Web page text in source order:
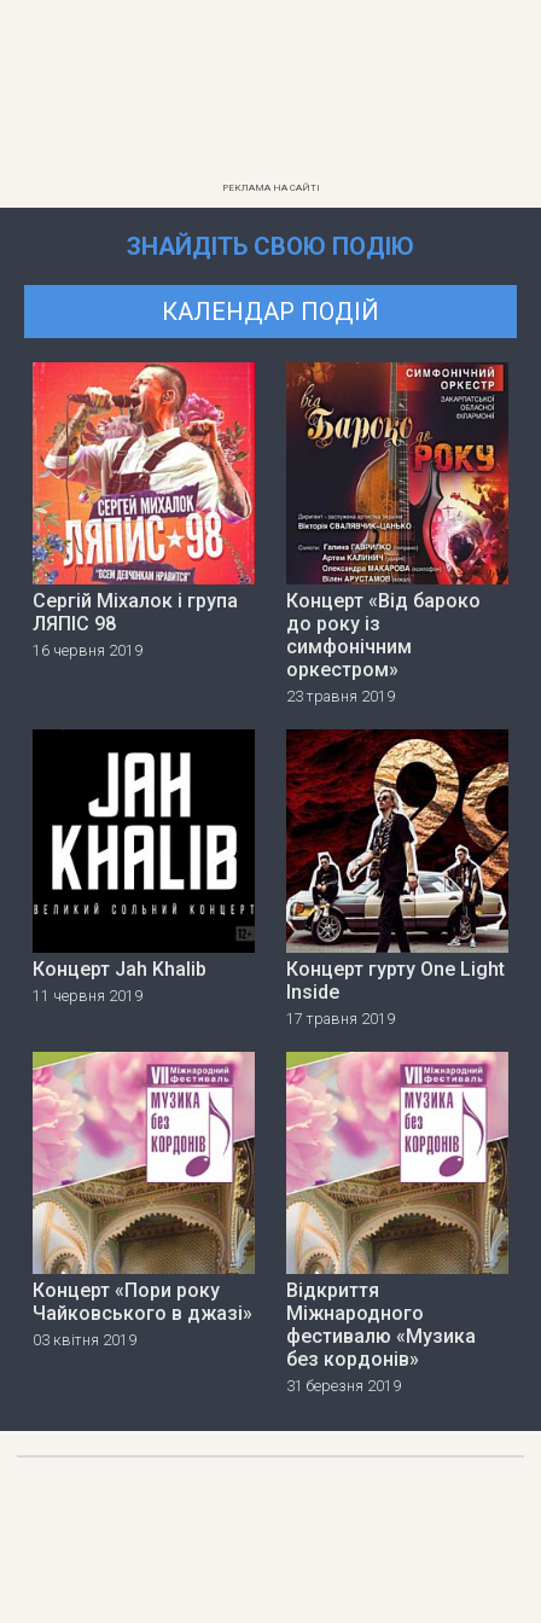
РЕКЛАМА НА САЙТІ
ЗНАЙДІТЬ СВОЮ ПОДІЮ
КАЛЕНДАР ПОДІЙ
Сергій Міхалок і група
ЛЯПІС 98
16 червня 2019
Концерт «Від бароко
до року із
симфонічним
оркестром»
23 травня 2019
Концерт Jah Khalib
11 червня 2019
Концерт гурту One Light
Inside
17 травня 2019
Концерт «Пори року
Чайковського в джазі»
03 квітня 2019
Відкриття
Міжнародного
фестивалю «Музика
без кордонів»
31 березня 2019